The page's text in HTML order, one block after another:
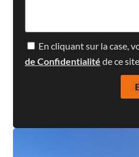
En cliquant sur la case,
de Confidentialité de ce site.